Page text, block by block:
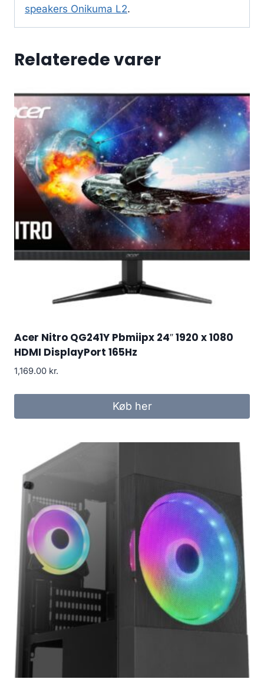
speakers Onikuma L2.
Relaterede varer
Acer Nitro QG241Y Pbmiipx 24″ 1920 x 1080
HDMI DisplayPort 165Hz
1,169.00 kr.
Køb her